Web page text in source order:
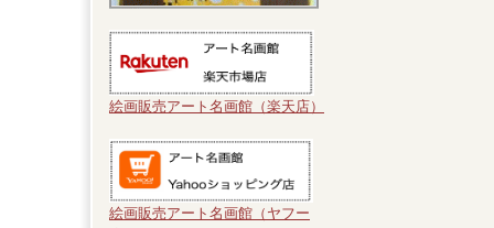
絵画販売アート名画館（楽天店）
絵画販売アート名画館（ヤフー